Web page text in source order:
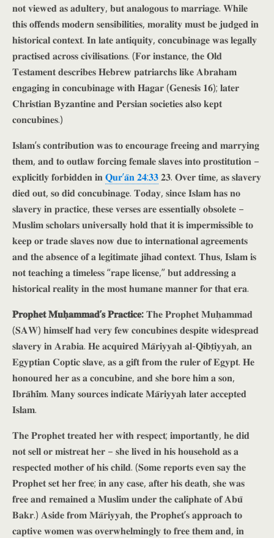
𝐧𝐨𝐭 𝐯𝐢𝐞𝐰𝐞𝐝 𝐚𝐬 𝐚𝐝𝐮𝐥𝐭𝐞𝐫𝐲, 𝐛𝐮𝐭 𝐚𝐧𝐚𝐥𝐨𝐠𝐨𝐮𝐬 𝐭𝐨 𝐦𝐚𝐫𝐫𝐢𝐚𝐠𝐞. 𝐖𝐡𝐢𝐥𝐞
𝐭𝐡𝐢𝐬 𝐨𝐟𝐟𝐞𝐧𝐝𝐬 𝐦𝐨𝐝𝐞𝐫𝐧 𝐬𝐞𝐧𝐬𝐢𝐛𝐢𝐥𝐢𝐭𝐢𝐞𝐬, 𝐦𝐨𝐫𝐚𝐥𝐢𝐭𝐲 𝐦𝐮𝐬𝐭 𝐛𝐞 𝐣𝐮𝐝𝐠𝐞𝐝 𝐢𝐧
𝐡𝐢𝐬𝐭𝐨𝐫𝐢𝐜𝐚𝐥 𝐜𝐨𝐧𝐭𝐞𝐱𝐭. 𝐈𝐧 𝐥𝐚𝐭𝐞 𝐚𝐧𝐭𝐢𝐪𝐮𝐢𝐭𝐲, 𝐜𝐨𝐧𝐜𝐮𝐛𝐢𝐧𝐚𝐠𝐞 𝐰𝐚𝐬 𝐥𝐞𝐠𝐚𝐥𝐥𝐲
𝐩𝐫𝐚𝐜𝐭𝐢𝐬𝐞𝐝 𝐚𝐜𝐫𝐨𝐬𝐬 𝐜𝐢𝐯𝐢𝐥𝐢𝐬𝐚𝐭𝐢𝐨𝐧𝐬. (𝐅𝐨𝐫 𝐢𝐧𝐬𝐭𝐚𝐧𝐜𝐞, 𝐭𝐡𝐞 𝐎𝐥𝐝
𝐓𝐞𝐬𝐭𝐚𝐦𝐞𝐧𝐭 𝐝𝐞𝐬𝐜𝐫𝐢𝐛𝐞𝐬 𝐇𝐞𝐛𝐫𝐞𝐰 𝐩𝐚𝐭𝐫𝐢𝐚𝐫𝐜𝐡𝐬 𝐥𝐢𝐤𝐞 𝐀𝐛𝐫𝐚𝐡𝐚𝐦
𝐞𝐧𝐠𝐚𝐠𝐢𝐧𝐠 𝐢𝐧 𝐜𝐨𝐧𝐜𝐮𝐛𝐢𝐧𝐚𝐠𝐞 𝐰𝐢𝐭𝐡 𝐇𝐚𝐠𝐚𝐫 (𝐆𝐞𝐧𝐞𝐬𝐢𝐬 𝟏𝟔); 𝐥𝐚𝐭𝐞𝐫
𝐂𝐡𝐫𝐢𝐬𝐭𝐢𝐚𝐧 𝐁𝐲𝐳𝐚𝐧𝐭𝐢𝐧𝐞 𝐚𝐧𝐝 𝐏𝐞𝐫𝐬𝐢𝐚𝐧 𝐬𝐨𝐜𝐢𝐞𝐭𝐢𝐞𝐬 𝐚𝐥𝐬𝐨 𝐤𝐞𝐩𝐭
𝐜𝐨𝐧𝐜𝐮𝐛𝐢𝐧𝐞𝐬.)
𝐈𝐬𝐥𝐚𝐦’𝐬 𝐜𝐨𝐧𝐭𝐫𝐢𝐛𝐮𝐭𝐢𝐨𝐧 𝐰𝐚𝐬 𝐭𝐨 𝐞𝐧𝐜𝐨𝐮𝐫𝐚𝐠𝐞 𝐟𝐫𝐞𝐞𝐢𝐧𝐠 𝐚𝐧𝐝 𝐦𝐚𝐫𝐫𝐲𝐢𝐧𝐠
𝐭𝐡𝐞𝐦, 𝐚𝐧𝐝 𝐭𝐨 𝐨𝐮𝐭𝐥𝐚𝐰 𝐟𝐨𝐫𝐜𝐢𝐧𝐠 𝐟𝐞𝐦𝐚𝐥𝐞 𝐬𝐥𝐚𝐯𝐞𝐬 𝐢𝐧𝐭𝐨 𝐩𝐫𝐨𝐬𝐭𝐢𝐭𝐮𝐭𝐢𝐨𝐧 –
𝐞𝐱𝐩𝐥𝐢𝐜𝐢𝐭𝐥𝐲 𝐟𝐨𝐫𝐛𝐢𝐝𝐝𝐞𝐧 𝐢𝐧𝐐𝐮𝐫’𝐚̄𝐧 𝟐𝟒:𝟑𝟑𝟐𝟑. 𝐎𝐯𝐞𝐫 𝐭𝐢𝐦𝐞, 𝐚𝐬 𝐬𝐥𝐚𝐯𝐞𝐫𝐲
𝐝𝐢𝐞𝐝 𝐨𝐮𝐭, 𝐬𝐨 𝐝𝐢𝐝 𝐜𝐨𝐧𝐜𝐮𝐛𝐢𝐧𝐚𝐠𝐞. 𝐓𝐨𝐝𝐚𝐲, 𝐬𝐢𝐧𝐜𝐞 𝐈𝐬𝐥𝐚𝐦 𝐡𝐚𝐬 𝐧𝐨
𝐬𝐥𝐚𝐯𝐞𝐫𝐲 𝐢𝐧 𝐩𝐫𝐚𝐜𝐭𝐢𝐜𝐞, 𝐭𝐡𝐞𝐬𝐞 𝐯𝐞𝐫𝐬𝐞𝐬 𝐚𝐫𝐞 𝐞𝐬𝐬𝐞𝐧𝐭𝐢𝐚𝐥𝐥𝐲 𝐨𝐛𝐬𝐨𝐥𝐞𝐭𝐞 –
𝐌𝐮𝐬𝐥𝐢𝐦 𝐬𝐜𝐡𝐨𝐥𝐚𝐫𝐬 𝐮𝐧𝐢𝐯𝐞𝐫𝐬𝐚𝐥𝐥𝐲 𝐡𝐨𝐥𝐝 𝐭𝐡𝐚𝐭 𝐢𝐭 𝐢𝐬 𝐢𝐦𝐩𝐞𝐫𝐦𝐢𝐬𝐬𝐢𝐛𝐥𝐞 𝐭𝐨
𝐤𝐞𝐞𝐩 𝐨𝐫 𝐭𝐫𝐚𝐝𝐞 𝐬𝐥𝐚𝐯𝐞𝐬 𝐧𝐨𝐰 𝐝𝐮𝐞 𝐭𝐨 𝐢𝐧𝐭𝐞𝐫𝐧𝐚𝐭𝐢𝐨𝐧𝐚𝐥 𝐚𝐠𝐫𝐞𝐞𝐦𝐞𝐧𝐭𝐬
𝐚𝐧𝐝 𝐭𝐡𝐞 𝐚𝐛𝐬𝐞𝐧𝐜𝐞 𝐨𝐟 𝐚 𝐥𝐞𝐠𝐢𝐭𝐢𝐦𝐚𝐭𝐞 𝐣𝐢𝐡𝐚𝐝 𝐜𝐨𝐧𝐭𝐞𝐱𝐭. 𝐓𝐡𝐮𝐬, 𝐈𝐬𝐥𝐚𝐦 𝐢𝐬
𝐧𝐨𝐭 𝐭𝐞𝐚𝐜𝐡𝐢𝐧𝐠 𝐚 𝐭𝐢𝐦𝐞𝐥𝐞𝐬𝐬 “𝐫𝐚𝐩𝐞 𝐥𝐢𝐜𝐞𝐧𝐬𝐞,” 𝐛𝐮𝐭 𝐚𝐝𝐝𝐫𝐞𝐬𝐬𝐢𝐧𝐠 𝐚
𝐡𝐢𝐬𝐭𝐨𝐫𝐢𝐜𝐚𝐥 𝐫𝐞𝐚𝐥𝐢𝐭𝐲 𝐢𝐧 𝐭𝐡𝐞 𝐦𝐨𝐬𝐭 𝐡𝐮𝐦𝐚𝐧𝐞 𝐦𝐚𝐧𝐧𝐞𝐫 𝐟𝐨𝐫 𝐭𝐡𝐚𝐭 𝐞𝐫𝐚.
𝐏𝐫𝐨𝐩𝐡𝐞𝐭𝐌𝐮𝐡̣𝐚𝐦𝐦𝐚𝐝’𝐬 𝐏𝐫𝐚𝐜𝐭𝐢𝐜𝐞:𝐓𝐡𝐞 𝐏𝐫𝐨𝐩𝐡𝐞𝐭 𝐌𝐮𝐡̣𝐚𝐦𝐦𝐚𝐝
(𝐒𝐀𝐖) 𝐡𝐢𝐦𝐬𝐞𝐥𝐟 𝐡𝐚𝐝 𝐯𝐞𝐫𝐲 𝐟𝐞𝐰 𝐜𝐨𝐧𝐜𝐮𝐛𝐢𝐧𝐞𝐬 𝐝𝐞𝐬𝐩𝐢𝐭𝐞 𝐰𝐢𝐝𝐞𝐬𝐩𝐫𝐞𝐚𝐝
𝐬𝐥𝐚𝐯𝐞𝐫𝐲 𝐢𝐧 𝐀𝐫𝐚𝐛𝐢𝐚. 𝐇𝐞 𝐚𝐜𝐪𝐮𝐢𝐫𝐞𝐝 𝐌𝐚̄𝐫𝐢𝐲𝐲𝐚𝐡 𝐚𝐥-𝐐𝐢𝐛𝐭̣𝐢𝐲𝐲𝐚𝐡, 𝐚𝐧
𝐄𝐠𝐲𝐩𝐭𝐢𝐚𝐧 𝐂𝐨𝐩𝐭𝐢𝐜 𝐬𝐥𝐚𝐯𝐞, 𝐚𝐬 𝐚 𝐠𝐢𝐟𝐭 𝐟𝐫𝐨𝐦 𝐭𝐡𝐞 𝐫𝐮𝐥𝐞𝐫 𝐨𝐟 𝐄𝐠𝐲𝐩𝐭. 𝐇𝐞
𝐡𝐨𝐧𝐨𝐮𝐫𝐞𝐝 𝐡𝐞𝐫 𝐚𝐬 𝐚 𝐜𝐨𝐧𝐜𝐮𝐛𝐢𝐧𝐞, 𝐚𝐧𝐝 𝐬𝐡𝐞 𝐛𝐨𝐫𝐞 𝐡𝐢𝐦 𝐚 𝐬𝐨𝐧,
𝐈𝐛𝐫𝐚̄𝐡𝐢̄𝐦. 𝐌𝐚𝐧𝐲 𝐬𝐨𝐮𝐫𝐜𝐞𝐬 𝐢𝐧𝐝𝐢𝐜𝐚𝐭𝐞 𝐌𝐚̄𝐫𝐢𝐲𝐲𝐚𝐡 𝐥𝐚𝐭𝐞𝐫 𝐚𝐜𝐜𝐞𝐩𝐭𝐞𝐝
𝐈𝐬𝐥𝐚𝐦.
𝐓𝐡𝐞 𝐏𝐫𝐨𝐩𝐡𝐞𝐭 𝐭𝐫𝐞𝐚𝐭𝐞𝐝 𝐡𝐞𝐫 𝐰𝐢𝐭𝐡 𝐫𝐞𝐬𝐩𝐞𝐜𝐭; 𝐢𝐦𝐩𝐨𝐫𝐭𝐚𝐧𝐭𝐥𝐲, 𝐡𝐞 𝐝𝐢𝐝
𝐧𝐨𝐭 𝐬𝐞𝐥𝐥 𝐨𝐫 𝐦𝐢𝐬𝐭𝐫𝐞𝐚𝐭 𝐡𝐞𝐫 – 𝐬𝐡𝐞 𝐥𝐢𝐯𝐞𝐝 𝐢𝐧 𝐡𝐢𝐬 𝐡𝐨𝐮𝐬𝐞𝐡𝐨𝐥𝐝 𝐚𝐬 𝐚
𝐫𝐞𝐬𝐩𝐞𝐜𝐭𝐞𝐝 𝐦𝐨𝐭𝐡𝐞𝐫 𝐨𝐟 𝐡𝐢𝐬 𝐜𝐡𝐢𝐥𝐝. (𝐒𝐨𝐦𝐞 𝐫𝐞𝐩𝐨𝐫𝐭𝐬 𝐞𝐯𝐞𝐧 𝐬𝐚𝐲 𝐭𝐡𝐞
𝐏𝐫𝐨𝐩𝐡𝐞𝐭 𝐬𝐞𝐭 𝐡𝐞𝐫 𝐟𝐫𝐞𝐞; 𝐢𝐧 𝐚𝐧𝐲 𝐜𝐚𝐬𝐞, 𝐚𝐟𝐭𝐞𝐫 𝐡𝐢𝐬 𝐝𝐞𝐚𝐭𝐡, 𝐬𝐡𝐞 𝐰𝐚𝐬
𝐟𝐫𝐞𝐞 𝐚𝐧𝐝 𝐫𝐞𝐦𝐚𝐢𝐧𝐞𝐝 𝐚 𝐌𝐮𝐬𝐥𝐢𝐦 𝐮𝐧𝐝𝐞𝐫 𝐭𝐡𝐞 𝐜𝐚𝐥𝐢𝐩𝐡𝐚𝐭𝐞 𝐨𝐟 𝐀𝐛𝐮̄
𝐁𝐚𝐤𝐫.) 𝐀𝐬𝐢𝐝𝐞 𝐟𝐫𝐨𝐦 𝐌𝐚̄𝐫𝐢𝐲𝐲𝐚𝐡, 𝐭𝐡𝐞 𝐏𝐫𝐨𝐩𝐡𝐞𝐭’𝐬 𝐚𝐩𝐩𝐫𝐨𝐚𝐜𝐡 𝐭𝐨
𝐜𝐚𝐩𝐭𝐢𝐯𝐞 𝐰𝐨𝐦𝐞𝐧 𝐰𝐚𝐬 𝐨𝐯𝐞𝐫𝐰𝐡𝐞𝐥𝐦𝐢𝐧𝐠𝐥𝐲 𝐭𝐨 𝐟𝐫𝐞𝐞 𝐭𝐡𝐞𝐦 𝐚𝐧𝐝, 𝐢𝐧